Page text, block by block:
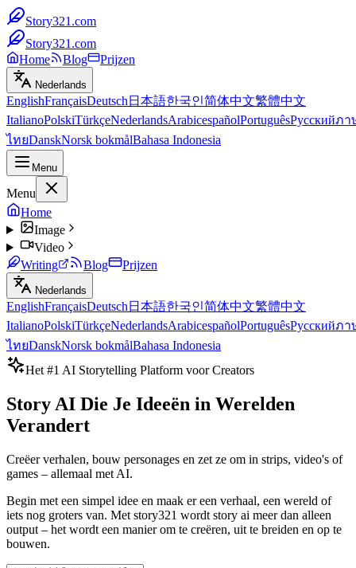
Story321.com
Story321.com
Home
Blog Prijzen
Nederlands
EnglishFrançaisDeutsch 日本語한국인简体中文繁體中文
ItalianoPolskiTürkçeNederlandsArabicespañolPortuguêsРусскийภา
ไทยDanskNorsk bokmålBahasa Indonesia
Menu
Menu
Home
Image
Video
Writing
Blog Prijzen
Nederlands
EnglishFrançaisDeutsch 日本語한국인简体中文繁體中文
ItalianoPolskiTürkçeNederlandsArabicespañolPortuguêsРусскийภา
ไทยDanskNorsk bokmålBahasa Indonesia
Het #1 AI Storytelling Platform voor Creators
Story AI Die Je Ideeën in Werelden
Verandert
Creëer verhalen, bouw personages en zet ze om in strips, video's of
games – allemaal met AI.
Begin met een simpel idee en maak er een verhaal, een wereld of
iets nog groters van. Met story321 wordt story ai meer dan alleen
output – het wordt een manier om te creëren, uit te breiden en op te
bouwen.